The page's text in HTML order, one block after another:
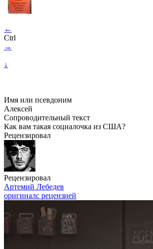
←
Ctrl
→
↓
Имя или псевдоним
Алексей
Сопроводительный текст
Как вам такая социалочка из США?
Рецензировал
Рецензировал
Артемий Лебедев
оригиналс рецензией